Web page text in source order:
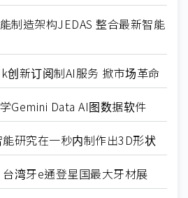
制造架构JEDAS 整合最新智能
创新订阅制AI服务 掀市场革命
Gemini Data AI图数据软件
研究在一秒内制作出3D形状
湾牙e通登星国最大牙材展